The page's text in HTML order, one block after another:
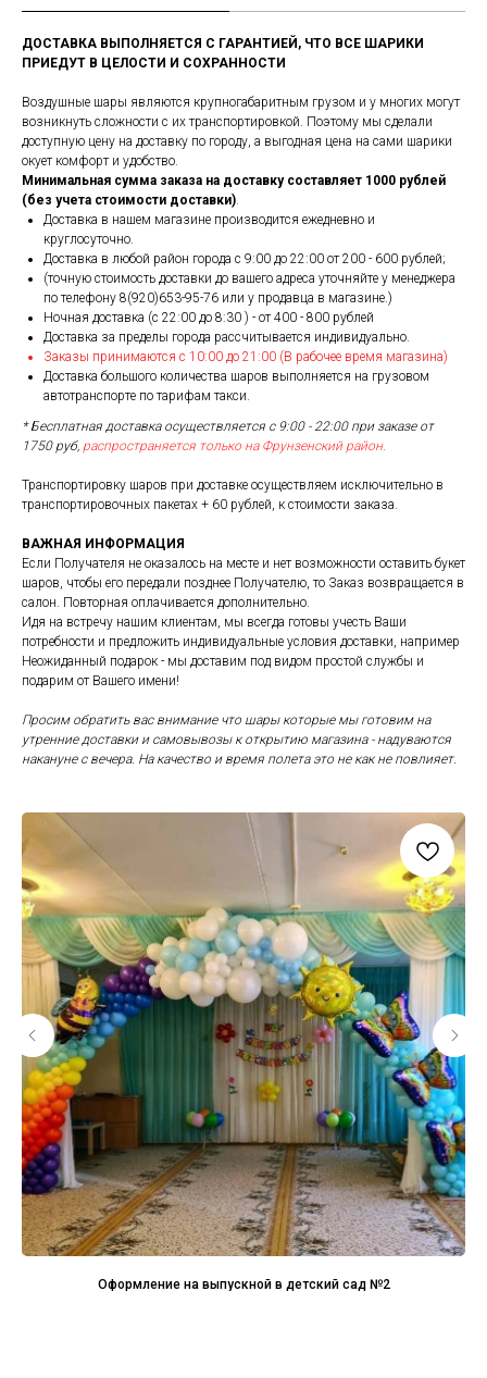
ДОСТАВКА ВЫПОЛНЯЕТСЯ С ГАРАНТИЕЙ, ЧТО ВСЕ ШАРИКИ
ПРИЕДУТ В ЦЕЛОСТИ И СОХРАННОСТИ
Воздушные шары являются крупногабаритным грузом и у многих могут
возникнуть сложности с их транспортировкой. Поэтому мы сделали
доступную цену на доставку по городу, а выгодная цена на сами шарики
окует комфорт и удобство.
Минимальная сумма заказа на доставку составляет 1000 рублей
(без учета стоимости доставки).
Доставка в нашем магазине производится ежедневно и
круглосуточно.
Доставка в любой район города c 9:00 до 22:00 от 200 - 600 рублей;
(точную стоимость доставки до вашего адреса уточняйте у менеджера
по телефону 8(920)653-95-76 или у продавца в магазине.)
Ночная доставка (с 22:00 до 8:30 ) - от 400 - 800 рублей
Доставка за пределы города рассчитывается индивидуально.
Заказы принимаются с 10:00 до 21:00 (В рабочее время магазина)
Доставка большого количества шаров выполняется на грузовом
автотранспорте по тарифам такси.
* Бесплатная доставка осуществляется с 9:00 - 22:00 при заказе от
1750 руб, распространяется только на Фрунзенский район.
Транспортировку шаров при доставке осуществляем исключительно в
транспортировочных пакетах + 60 рублей, к стоимости заказа.
ВАЖНАЯ ИНФОРМАЦИЯ
Если Получателя не оказалось на месте и нет возможности оставить букет
шаров, чтобы его передали позднее Получателю, то Заказ возвращается в
салон. Повторная оплачивается дополнительно.
Идя на встречу нашим клиентам, мы всегда готовы учесть Ваши
потребности и предложить индивидуальные условия доставки, например
Неожиданный подарок - мы доставим под видом простой службы и
подарим от Вашего имени!
Просим обратить вас внимание что шары которые мы готовим на
утренние доставки и самовывозы к открытию магазина - надуваются
накануне с вечера. На качество и время полета это не как не повлияет.
Оформление на выпускной в детский сад №2